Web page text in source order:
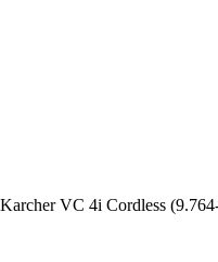
VC 4i Cordless